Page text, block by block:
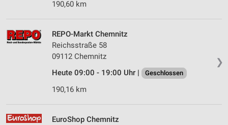
190,60 km
❯
REPO-Markt Chemnitz
Reichsstraße 58
09112 Chemnitz
Heute 09:00 - 19:00 Uhr |
Geschlossen
190,16 km
EuroShop Chemnitz
Erstellung von Profilen für personalisierte
Verwendung von Profilen zur Auswahl